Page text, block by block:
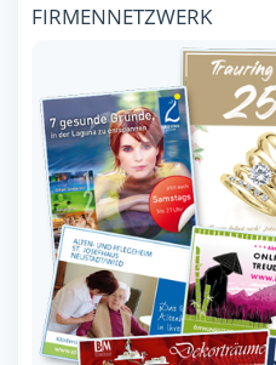
FIRMENNETZWERK